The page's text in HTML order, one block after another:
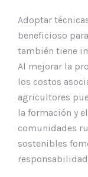
Adoptar
beneficioso
también tiene
Al mejorar la
los costos
agricultores
la formación y
comunidades
sostenibles